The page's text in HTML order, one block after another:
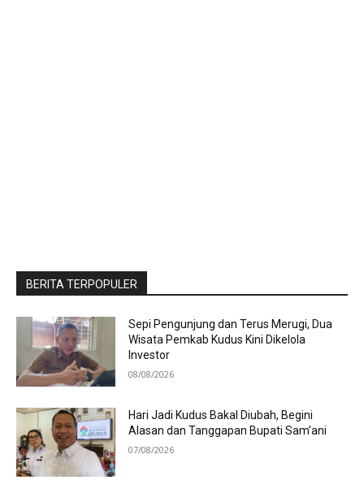
BERITA TERPOPULER
Sepi Pengunjung dan Terus Merugi, Dua
Wisata Pemkab Kudus Kini Dikelola
Investor
08/08/2026
Hari Jadi Kudus Bakal Diubah, Begini
Alasan dan Tanggapan Bupati Sam’ani
07/08/2026